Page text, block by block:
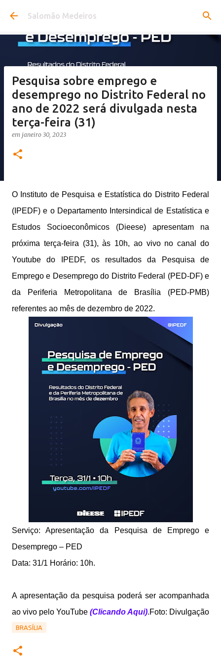
Pular para o conteúdo principal
Salomão Medeiros
Pesquisa sobre emprego e
desemprego no Distrito Federal no
ano de 2022 será divulgada nesta
terça-feira (31)
em janeiro 30, 2023
O Instituto de Pesquisa e Estatística do Distrito Federal
(IPEDF) e o Departamento Intersindical de Estatística e
Estudos Socioeconômicos (Dieese) apresentam na
próxima terça-feira (31), às 10h, ao vivo no canal do
Youtube do IPEDF, os resultados da Pesquisa de
Emprego e Desemprego do Distrito Federal (PED-DF) e
da Periferia Metropolitana de Brasília (PED-PMB)
referentes ao mês de dezembro de 2022.
Serviço: Apresentação da Pesquisa de Emprego e
Desemprego – PED
Data: 31/1 Horário: 10h.
A apresentação da pesquisa poderá ser acompanhada
ao vivo pelo YouTube (Clicando Aqui).Foto: Divulgação
BRASÍLIA